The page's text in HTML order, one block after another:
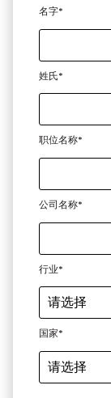
名字*
姓氏*
职位名称*
公司名称*
行业*
国家*